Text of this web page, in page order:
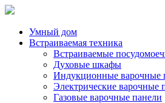
Умный дом
Встраиваемая техника
Встраиваемые
Духовые шкафы
Индукционные варочные
Электрические варочные
Газовые варочные панели